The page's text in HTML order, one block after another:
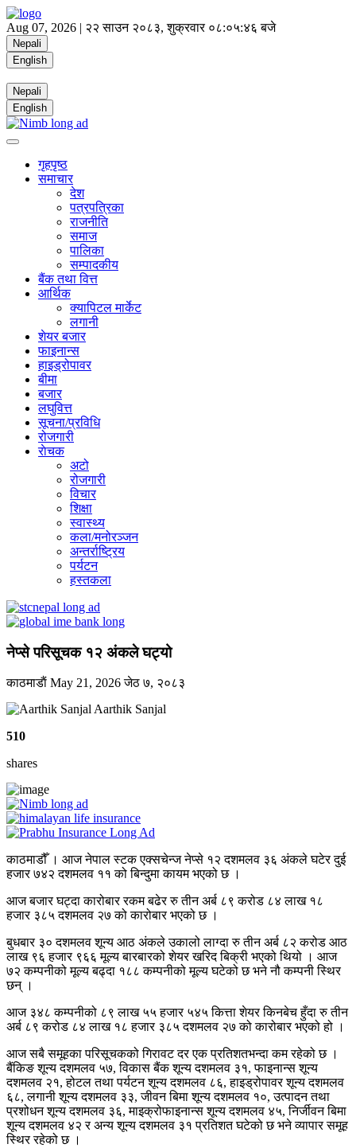
Aug 07, 2026 | २२ साउन २०८३, शुक्रवार ०८:०५:४७ बजे
Nepali
English
Nepali
English
गृहपृष्ठ
समाचार
देश
पत्रपत्रिका
राजनीति
समाज
पालिका
सम्पादकीय
बैंक तथा वित्त
आर्थिक
क्यापिटल मार्केट
लगानी
शेयर बजार
फाइनान्स
हाइड्रोपावर
बीमा
बजार
लघुवित्त
सूचना/प्रविधि
रोजगारी
राेचक
अटो
रोजगारी
विचार
शिक्षा
स्वास्थ्य
कला/मनोरञ्जन
अन्तर्राष्ट्रिय
पर्यटन
हस्तकला
नेप्से परिसूचक १२ अंकले घट्यो
काठमाडाैं May 21, 2026जेठ ७, २०८३
Aarthik Sanjal
510
shares
काठमाडौँ । आज नेपाल स्टक एक्सचेन्ज नेप्से १२ दशमलव ३६ अंकले घटेर दुई
हजार ७४२ दशमलव ११ को बिन्दुमा कायम भएको छ ।
आज बजार घट्दा कारोबार रकम बढेर रु तीन अर्ब ८९ करोड ८४ लाख १८
हजार ३८५ दशमलव २७ को कारोबार भएको छ ।
बुधबार ३० दशमलव शून्य आठ अंकले उकालो लाग्दा रु तीन अर्ब ८२ करोड आठ
लाख ९६ हजार ९६६ मूल्य बारबारको शेयर खरिद बिक्री भएको थियो । आज
७२ कम्पनीको मूल्य बढ्दा १८८ कम्पनीको मूल्य घटेको छ भने नौ कम्पनी स्थिर
छन् ।
आज ३४८ कम्पनीको ८९ लाख ५५ हजार ५४५ कित्ता शेयर किनबेच हुँदा रु तीन
अर्ब ८९ करोड ८४ लाख १८ हजार ३८५ दशमलव २७ को कारोबार भएको हो ।
आज सबै समूहका परिसूचकको गिरावट दर एक प्रतिशतभन्दा कम रहेको छ ।
बैंकिङ शून्य दशमलव ५७, विकास बैंक शून्य दशमलव ३१, फाइनान्स शून्य
दशमलव २१, होटल तथा पर्यटन शून्य दशमलव ८६, हाइड्रोपावर शून्य दशमलव
६८, लगानी शून्य दशमलव ३३, जीवन बिमा शून्य दशमलव १०, उत्पादन तथा
प्रशोधन शून्य दशमलव ३६, माइक्रोफाइनान्स शून्य दशमलव ४५, निर्जीवन बिमा
शून्य दशमलव ४२ र अन्य शून्य दशमलव ३१ प्रतिशत घटेको छ भने व्यापार समूह
स्थिर रहेको छ ।